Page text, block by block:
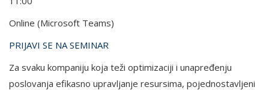
Online (Microsoft Teams)
PRIJAVI SE NA SEMINAR
Za svaku kompaniju koja teži optimizaciji i unapređenju
poslovanja efikasno upravljanje resursima, pojednostavljeni